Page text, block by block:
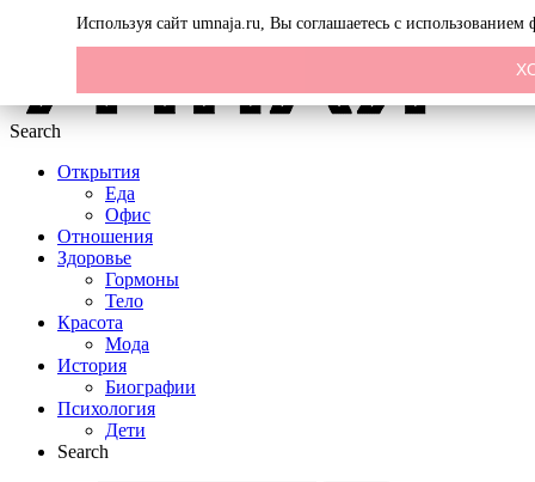
Search
Открытия
Еда
Офис
Отношения
Здоровье
Гормоны
Тело
Красота
Мода
История
Биографии
Психология
Дети
Search
Используя сайт umnaja.ru, Вы соглашаетесь с использованием